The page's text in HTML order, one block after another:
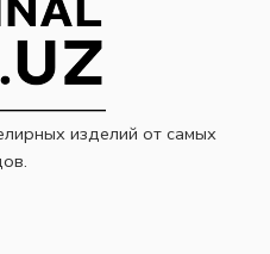
изделий от самых